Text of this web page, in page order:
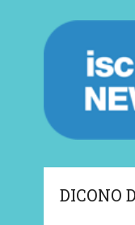
DICONO